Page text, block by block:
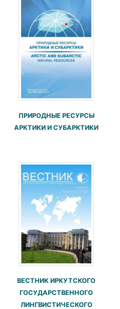
ПРИРОДНЫЕ РЕСУРСЫ
АРКТИКИ И СУБАРКТИКИ
ВЕСТНИК ИРКУТСКОГО
ГОСУДАРСТВЕННОГО
ЛИНГВИСТИЧЕСКОГО